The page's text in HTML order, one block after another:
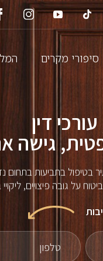
סיפורי מקרים
דין
גישה
בטיפול בתביעות בתחום
על גובה פיצויים,
טלפון